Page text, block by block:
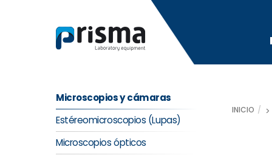
INICIO
Microscopios y cámaras
Estéreomicroscopios (Lupas)
Microscopios ópticos